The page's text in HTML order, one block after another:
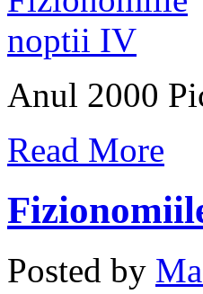
Anul 2000
Read More
Posted by